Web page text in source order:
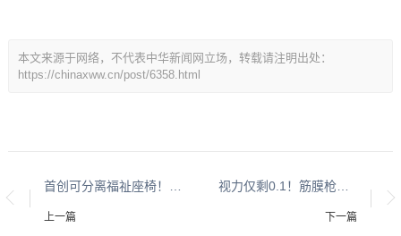
本文来源于网络，不代表中华新闻网立场，转载请注明出处：
https://chinaxww.cn/post/6358.html
上一篇 下一篇